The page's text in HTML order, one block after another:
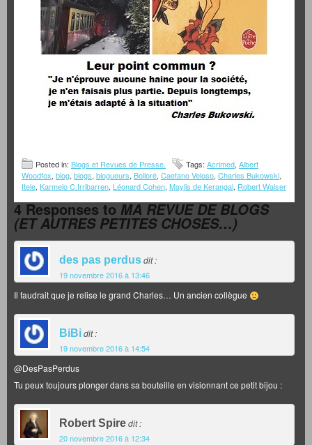
Posted in: Blogs et Revues de Presse. Tags: Acrimed, Albert
Woodfox, blog, blogs, blogueurs, Bolloré, Caetano Veloso, Charles Bukowski,
Itele, Karmelo C.Irribarren, Léonard Cohen, Maylis de Kerangal, Robert Walser
4 Responses toMA REVUE DE BLOGS
(ET AUTRES PETITES CHOSES…)
des pas perdusdit :
19 novembre 2016 à 13:46
Il faudrait que je relise le grand Charles… Un ancien collègue
BiBidit :
19 novembre 2016 à 14:54
@DesPasPerdus
Tu peux toujours plonger dans sa bouteille en visionnant ce petit bijou :
Robert Spiredit :
20 novembre 2016 à 12:34